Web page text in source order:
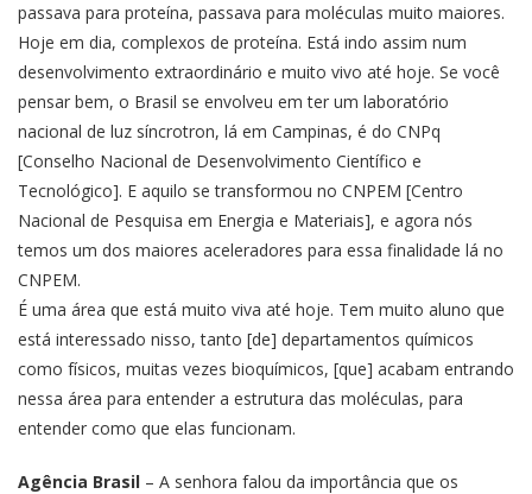
passava para proteína, passava para moléculas muito maiores.
Hoje em dia, complexos de proteína. Está indo assim num
desenvolvimento extraordinário e muito vivo até hoje. Se você
pensar bem, o Brasil se envolveu em ter um laboratório
nacional de luz síncrotron, lá em Campinas, é do CNPq
[Conselho Nacional de Desenvolvimento Científico e
Tecnológico]. E aquilo se transformou no CNPEM [Centro
Nacional de Pesquisa em Energia e Materiais], e agora nós
temos um dos maiores aceleradores para essa finalidade lá no
CNPEM.
É uma área que está muito viva até hoje. Tem muito aluno que
está interessado nisso, tanto [de] departamentos químicos
como físicos, muitas vezes bioquímicos, [que] acabam entrando
nessa área para entender a estrutura das moléculas, para
entender como que elas funcionam.
Agência Brasil – A senhora falou da importância que os